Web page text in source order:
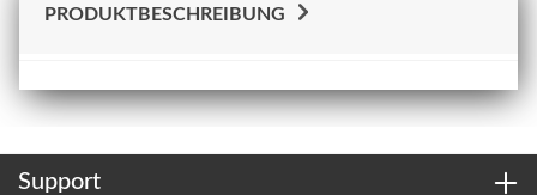
PRODUKTBESCHREIBUNG
Support